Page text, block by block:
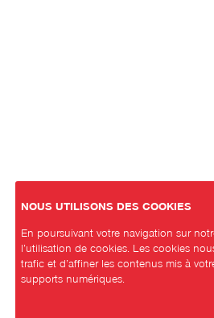
NOUS UTILISONS DES COOKIES
En poursuivant votre navigation sur
l’utilisation de cookies. Les cookies
trafic et d’affiner les contenus mis à
supports numériques.